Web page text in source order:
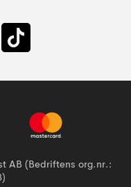
AB (Bedriftens org.nr.: